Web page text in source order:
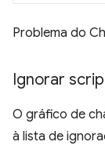
Problema do
Ignorar
O gráfico de
à lista de